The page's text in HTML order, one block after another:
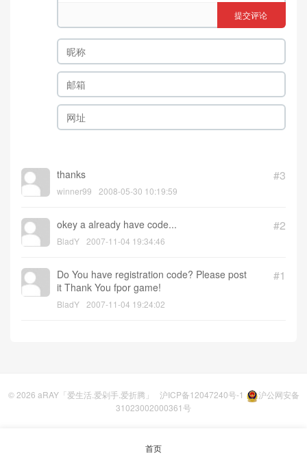
提交评论
#3
thanks
winner99 2008-05-30 10:19:59
#2
okey a already have code...
BladY 2007-11-04 19:34:46
#1
Do You have registration code? Please post
it Thank You fpor game!
BladY 2007-11-04 19:24:02
© 2026 aRAY「爱生活.爱剁手.爱折腾」 沪ICP备12047240号-1
沪公网安备
31023002000361号
首页